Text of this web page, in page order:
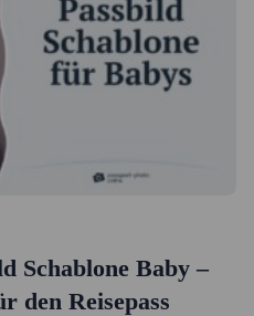
Schablone Baby –
den Reisepass